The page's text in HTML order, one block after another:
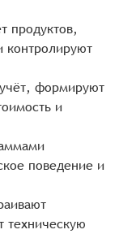
продуктов,
контролируют
формируют
и
поведение и
техническую